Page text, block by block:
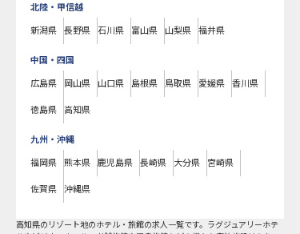
北陸・甲信越
新潟県 長野県 石川県 富山県 山梨県 福井県
中国・四国
広島県 岡山県 山口県 島根県 鳥取県 愛媛県 香川県
徳島県 高知県
九州・沖縄
福岡県 熊本県 鹿児島県 長崎県 大分県 宮崎県
佐賀県 沖縄県
高知県の リゾート地のホテル・旅館の求人一覧です。ラグジュアリーホテ